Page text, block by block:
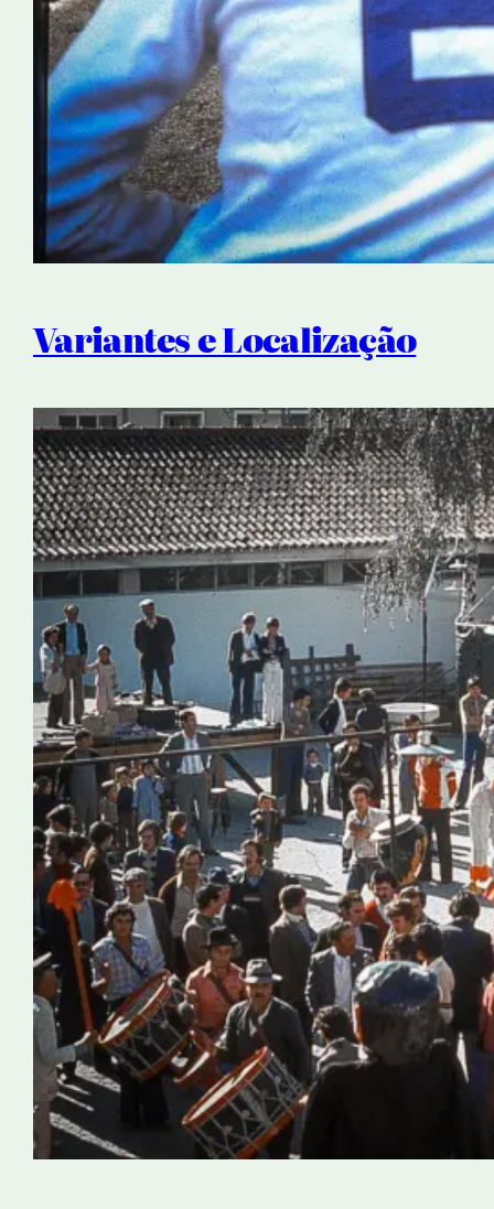
Variantes e Localização